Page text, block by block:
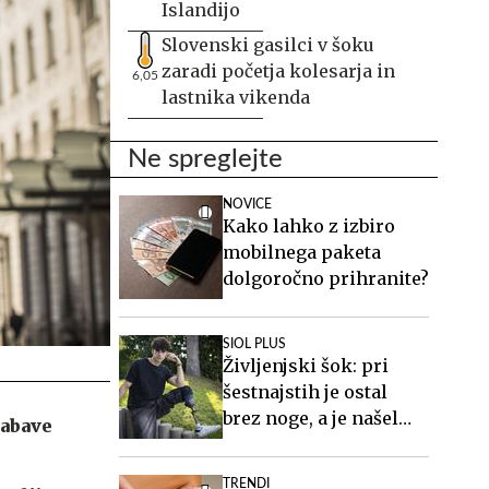
Islandijo
6,05
Slovenski gasilci v šoku
zaradi početja kolesarja in
lastnika vikenda
Ne spreglejte
NOVICE
Kako lahko z izbiro
mobilnega paketa
dolgoročno prihranite?
SIOL PLUS
Življenjski šok: pri
šestnajstih je ostal
brez noge, a je našel
TRENDI